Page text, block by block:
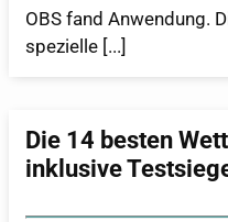
OBS fand Anwendung.
spezielle [...]
Die 14 besten
inklusive